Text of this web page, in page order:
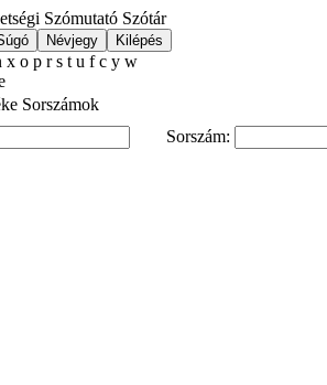
Szómutató Szótár
x o p r s t u f c y w
Sorszámok
Sorszám: